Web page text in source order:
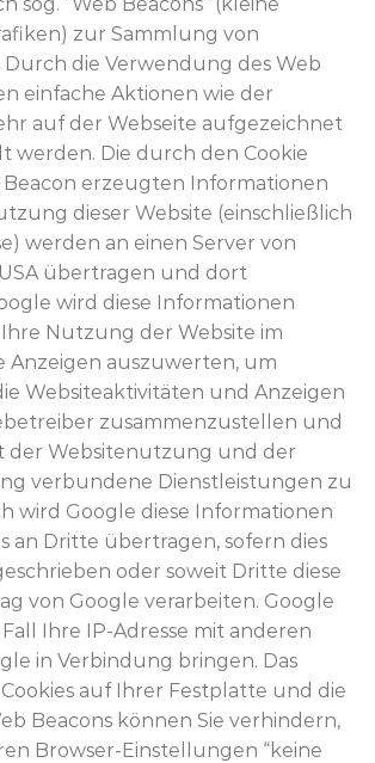
zur Sammlung von
die Verwendung des Web
einfache Aktionen wie der
auf der Webseite aufgezeichnet
werden. Die durch den Cookie
erzeugten Informationen
dieser Website (einschließlich
werden an einen Server von
übertragen und dort
wird diese Informationen
Nutzung der Website im
Anzeigen auszuwerten, um
Websiteaktivitäten und Anzeigen
zusammenzustellen und
der Websitenutzung und der
verbundene Dienstleistungen zu
wird Google diese Informationen
an Dritte übertragen, sofern dies
oder soweit Dritte diese
von Google verarbeiten. Google
Ihre IP-Adresse mit anderen
in Verbindung bringen. Das
auf Ihrer Festplatte und die
Beacons können Sie verhindern,
Browser-Einstellungen “keine